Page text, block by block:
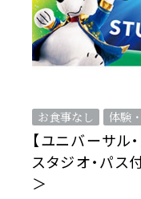
【ユニバーサル
スタジオ・パ
＞
お食事なし 体験